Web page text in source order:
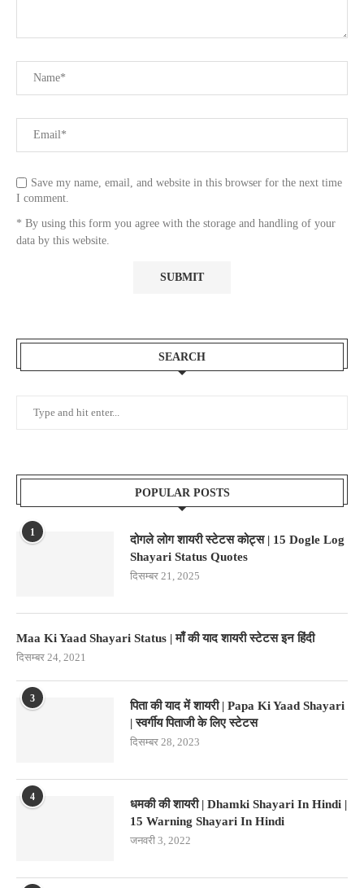
Save my name, email, and website in this browser for the next time
I comment.
* By using this form you agree with the storage and handling of your
data by this website.
SEARCH
POPULAR POSTS
1
दोगले लोग शायरी स्टेटस कोट्स | 15 Dogle Log
Shayari Status Quotes
दिसम्बर 21, 2025
Maa Ki Yaad Shayari Status | माँ की याद शायरी स्टेटस इन हिंदी
दिसम्बर 24, 2021
3
पिता की याद में शायरी | Papa Ki Yaad Shayari
| स्वर्गीय पिताजी के लिए स्टेटस
दिसम्बर 28, 2023
4
धमकी की शायरी | Dhamki Shayari In Hindi |
15 Warning Shayari In Hindi
जनवरी 3, 2022